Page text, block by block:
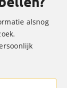
alsnog